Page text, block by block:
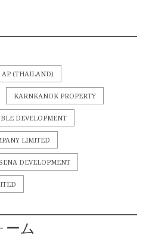
AP (THAILAND)
KARNKANOK PROPERTY
DEVELOPMENT
LIMITED
DEVELOPMENT
ーム